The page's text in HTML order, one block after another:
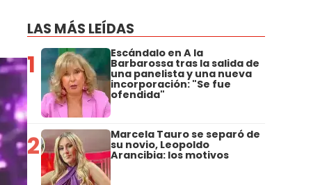
LAS MÁS LEÍDAS
1 Escándalo en A la
Barbarossa tras la salida de
una panelista y una nueva
incorporación: "Se fue
ofendida"
2 Marcela Tauro se separó de
su novio, Leopoldo
Arancibia: los motivos